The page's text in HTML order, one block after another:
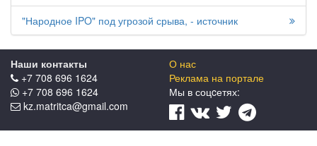
"Народное IPO" под угрозой срыва, - источник
Наши контакты
+7 708 696 1624
+7 708 696 1624
kz.matritca@gmail.com
О нас
Реклама на портале
Мы в соцcетях: